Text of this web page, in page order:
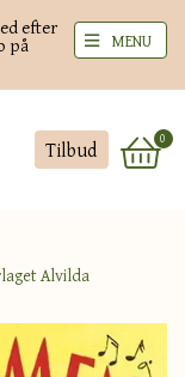
efter
på
Tilbud 0
MENU
Alvilda